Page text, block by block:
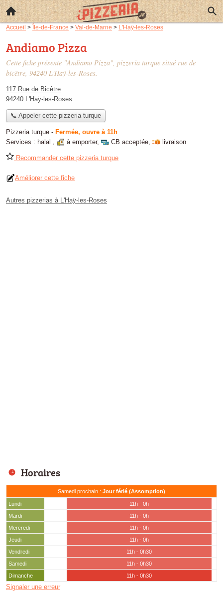
Accueil > Île-de-France > Val-de-Marne > L'Haÿ-les-Roses
Andiamo Pizza
Cette fiche présente "Andiamo Pizza", pizzeria turque situé rue de
bicêtre, 94240 L'Haÿ-les-Roses.
117 Rue de Bicêtre
94240 L'Haÿ-les-Roses
📞 Appeler cette pizzeria turque
Pizzeria turque - Fermée, ouvre à 11h
Services : halal , à emporter, CB acceptée, livraison
Recommander cette pizzeria turque
Améliorer cette fiche
Autres pizzerias à L'Haÿ-les-Roses
Horaires
Samedi prochain : Jour férié (Assomption)
Lundi
11h - 0h
Mardi
11h - 0h
Mercredi
11h - 0h
Jeudi
11h - 0h
Vendredi
11h - 0h30
Samedi
11h - 0h30
Dimanche
11h - 0h30
Signaler une erreur